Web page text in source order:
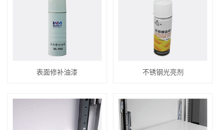
表面修补油漆 不锈钢光亮剂